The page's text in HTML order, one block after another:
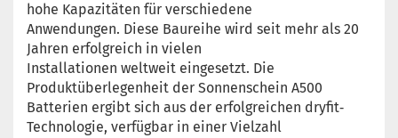
hohe Kapazitäten für verschiedene
Anwendungen. Diese Baureihe wird seit mehr als 20
Jahren erfolgreich in vielen
Installationen weltweit eingesetzt. Die
Produktüberlegenheit der Sonnenschein A500
Batterien ergibt sich aus der erfolgreichen dryfit‐
Technologie, verfügbar in einer Vielzahl